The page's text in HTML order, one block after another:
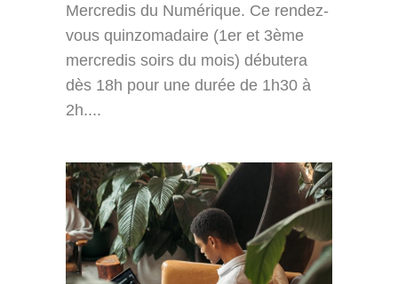
Mercredis du Numérique. Ce rendez-
vous quinzomadaire (1er et 3ème
mercredis soirs du mois) débutera
dès 18h pour une durée de 1h30 à
2h....